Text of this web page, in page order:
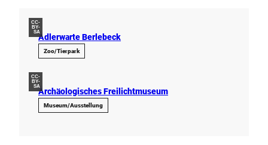
CC-
BY-
SA
Adlerwarte Berlebeck
Zoo/Tierpark
CC-
BY-
SA
Archäologisches Freilichtmuseum
Museum/Ausstellung